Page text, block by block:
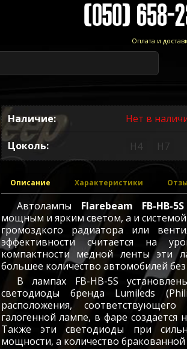
Оплата и
Наличие: Нет в
Цоколь H4 H7
Описание Характеристики
Автолампы Flarebeam FB-HB-5S
мощным и ярким светом, а и
громоздкого радиатора или
эффективности считается на
компактности медной ленты эти
большее количество автомобилей
В лампах FB-HB-5S
светодиоды бренда Lumileds
расположения,
галогенной лампе, в фаре создается
Также эти светодиоды при
мощности, а количество